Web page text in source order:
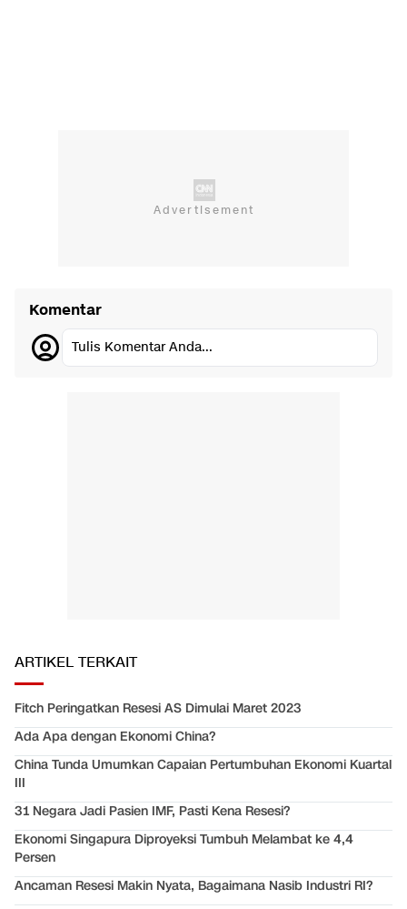
Komentar
Tulis Komentar Anda...
ARTIKEL TERKAIT
Fitch Peringatkan Resesi AS Dimulai Maret 2023
Ada Apa dengan Ekonomi China?
China Tunda Umumkan Capaian Pertumbuhan Ekonomi Kuartal
III
31 Negara Jadi Pasien IMF, Pasti Kena Resesi?
Ekonomi Singapura Diproyeksi Tumbuh Melambat ke 4,4
Persen
Ancaman Resesi Makin Nyata, Bagaimana Nasib Industri RI?